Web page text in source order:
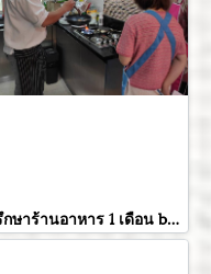
ที่ปรึกษาร้านอาหาร 1 เดือน by chefcookingbydaiki